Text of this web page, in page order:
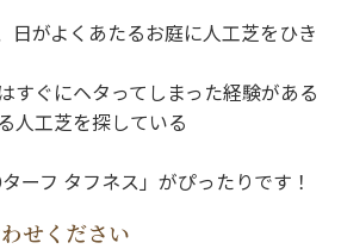
日がよくあたるお庭に人工芝をひき
すぐにヘタってしまった経験がある
人工芝を探している
ーフ タフネス」がぴったりです！
せください